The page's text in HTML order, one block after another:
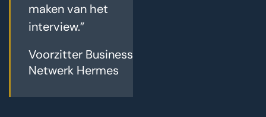
maken van het
interview.”
Voorzitter Business
Netwerk Hermes